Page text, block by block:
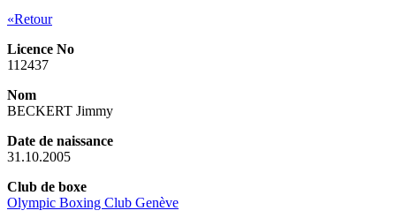
«Retour
Licence No
112437
Nom
BECKERT Jimmy
Date de naissance
31.10.2005
Club de boxe
Olympic Boxing Club Genève